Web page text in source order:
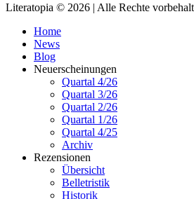
Literatopia © 2026 | Alle Rechte
Home
News
Blog
Neuerscheinungen
Quartal 4/26
Quartal 3/26
Quartal 2/26
Quartal 1/26
Quartal 4/25
Archiv
Rezensionen
Übersicht
Belletristik
Historik